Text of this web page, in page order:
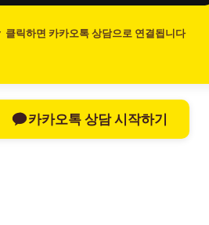
클릭하면 카카오톡 상담으로 연결됩니다
카카오톡 상담 시작하기